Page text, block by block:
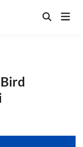
Open
Bird